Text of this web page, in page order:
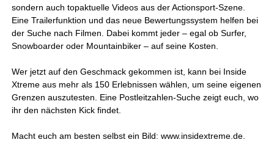
sondern auch topaktuelle Videos aus der Actionsport-Szene.
Eine Trailerfunktion und das neue Bewertungssystem helfen bei
der Suche nach Filmen. Dabei kommt jeder – egal ob Surfer,
Snowboarder oder Mountainbiker – auf seine Kosten.
Wer jetzt auf den Geschmack gekommen ist, kann bei Inside
Xtreme aus mehr als 150 Erlebnissen wählen, um seine eigenen
Grenzen auszutesten. Eine Postleitzahlen-Suche zeigt euch, wo
ihr den nächsten Kick findet.
Macht euch am besten selbst ein Bild: www.insidextreme.de.